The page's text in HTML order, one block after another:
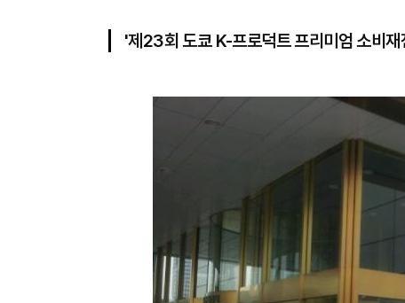
'제23회 도쿄 K-프로덕트 프리미엄 소비재